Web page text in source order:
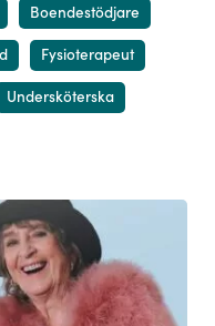
Boendestödjare
Fysioterapeut
Undersköterska